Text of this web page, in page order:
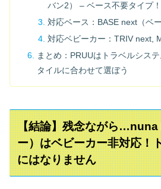
バン2） – ベース不要タイプ！
対応ベース：BASE next（ベ
対応ベビーカー：TRIV next,
まとめ：PRUUはトラベルシス
タイルに合わせて選ぼう
【結論】残念ながら…nuna
ー）はベビーカー非対応！
にはなりません